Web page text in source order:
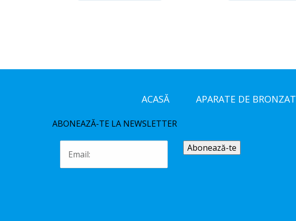
ACASĂ APARATE DE BRONZAT
ABONEAZĂ-TE LA NEWSLETTER